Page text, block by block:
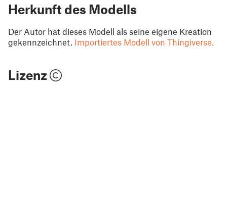
Herkunft des Modells
Der Autor hat dieses Modell als seine eigene Kreation
gekennzeichnet. Importiertes Modell von Thingiverse.
Lizenz